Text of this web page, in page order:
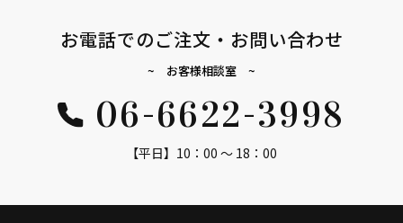
お電話でのご注文・お問い合わせ
~ お客様相談室 ~
06-6622-3998
【平日】10：00 ～ 18：00